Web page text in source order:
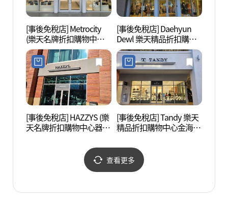
[事後免稅店] Metrocity
(樂天名牌折扣購物中心
器興店)(메트로시티 롯데
프리미엄아울렛 김해점)
[事後免稅店] Daehyun
Dewl 樂天精品折扣購物
中心金海店(듀엘 롯데프
리미엄아울렛 김해점)
[事後免稅店] HAZZYS (樂
天名牌折扣購物中心器興
[事後免稅店] Tandy 樂天
精品折扣購物中心金海店
렛 김해점)
查看更多